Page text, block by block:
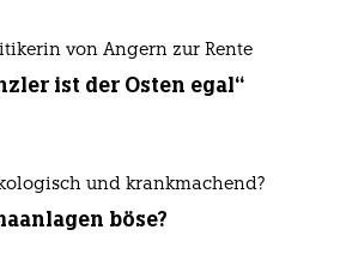
von Angern zur Rente
ist der Osten egal“
und krankmachend?
böse?